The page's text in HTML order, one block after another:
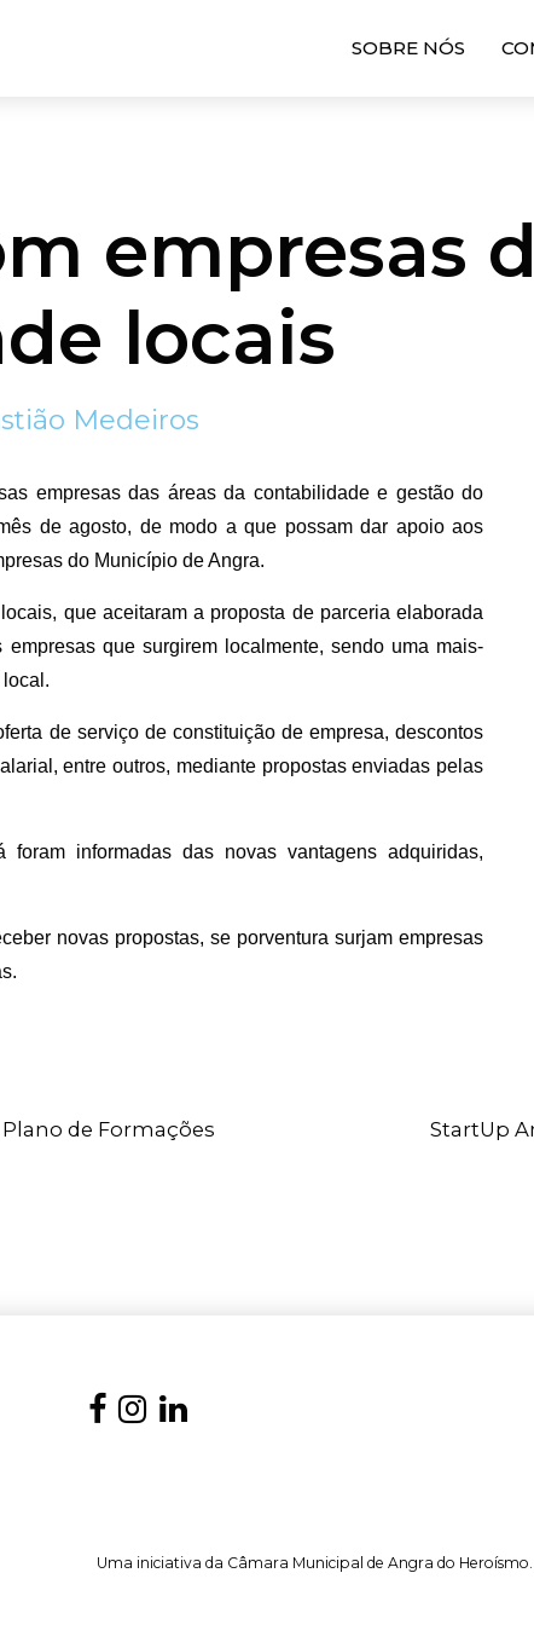
SOBRE NÓS
empresas
locais
Medeiros
empresas das áreas da contabilidade e gestão do
de agosto, de modo a que possam dar apoio aos
do Município de Angra.
que aceitaram a proposta de parceria elaborada
que surgirem localmente, sendo uma mais-
de serviço de constituição de empresa, descontos
entre outros, mediante propostas enviadas pelas
informadas das novas vantagens adquiridas,
novas propostas, se porventura surjam empresas
de Formações StartUp
Uma iniciativa da Câmara Municipal de Angra do Heroísmo.